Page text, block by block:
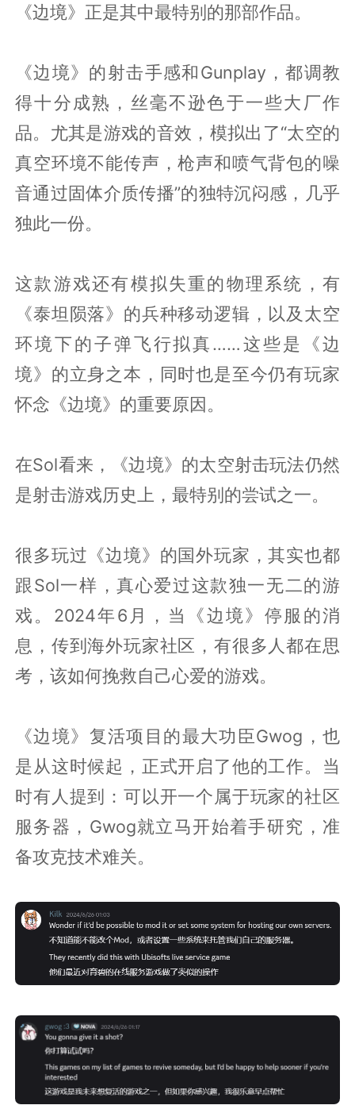
《边境》正是其中最特别的那部作品。
《边境》的射击手感和Gunplay，都调教
得十分成熟，丝毫不逊色于一些大厂作
品。尤其是游戏的音效，模拟出了“太空的
真空环境不能传声，枪声和喷气背包的噪
音通过固体介质传播”的独特沉闷感，几乎
独此一份。
这款游戏还有模拟失重的物理系统，有
《泰坦陨落》的兵种移动逻辑，以及太空
环境下的子弹飞行拟真……这些是《边
境》的立身之本，同时也是至今仍有玩家
怀念《边境》的重要原因。
在Sol看来，《边境》的太空射击玩法仍然
是射击游戏历史上，最特别的尝试之一。
很多玩过《边境》的国外玩家，其实也都
跟Sol一样，真心爱过这款独一无二的游
戏。2024年6月，当《边境》停服的消
息，传到海外玩家社区，有很多人都在思
考，该如何挽救自己心爱的游戏。
《边境》复活项目的最大功臣Gwog，也
是从这时候起，正式开启了他的工作。当
时有人提到：可以开一个属于玩家的社区
服务器，Gwog就立马开始着手研究，准
备攻克技术难关。